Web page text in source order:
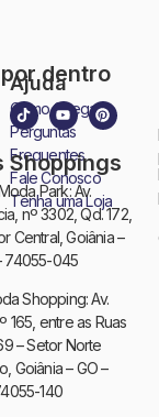
Ajuda
Como Chegar
Perguntas
Frequentes
Fale Conosco
Tenha uma Loja
dentro
Shoppings
Park: Av.
nº 3302, Qd. 172,
Central, Goiânia –
74055-045
Shopping: Av.
165, entre as Ruas
– Setor Norte
Goiânia – GO –
140